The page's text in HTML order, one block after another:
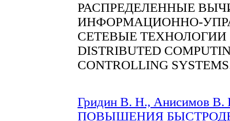
РАСПРЕДЕЛЕННЫЕ
ИНФОРМАЦИОННО-
СЕТЕВЫЕ ТЕХНОЛОГИИ
DISTRIBUTED
CONTROLLING
Гридин В. Н., Анисимов
ПОВЫШЕНИЯ